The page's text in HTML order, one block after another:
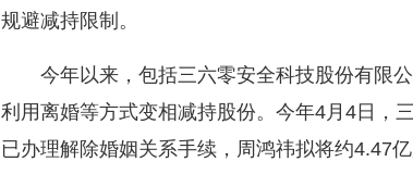
规避减持限制。
今年以来，包括三六零安全科技股份有限
利用离婚等方式变相减持股份。今年4月4日，
已办理解除婚姻关系手续，周鸿祎拟将约4.47